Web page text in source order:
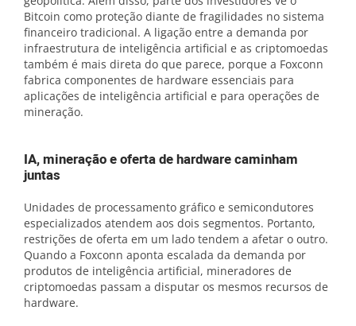
Bitcoin como proteção diante de fragilidades no sistema
financeiro tradicional. A ligação entre a demanda por
infraestrutura de inteligência artificial e as criptomoedas
também é mais direta do que parece, porque a Foxconn
fabrica componentes de hardware essenciais para
aplicações de inteligência artificial e para operações de
mineração.
IA, mineração e oferta de hardware caminham
juntas
Unidades de processamento gráfico e semicondutores
especializados atendem aos dois segmentos. Portanto,
restrições de oferta em um lado tendem a afetar o outro.
Quando a Foxconn aponta escalada da demanda por
produtos de inteligência artificial, mineradores de
criptomoedas passam a disputar os mesmos recursos de
hardware.